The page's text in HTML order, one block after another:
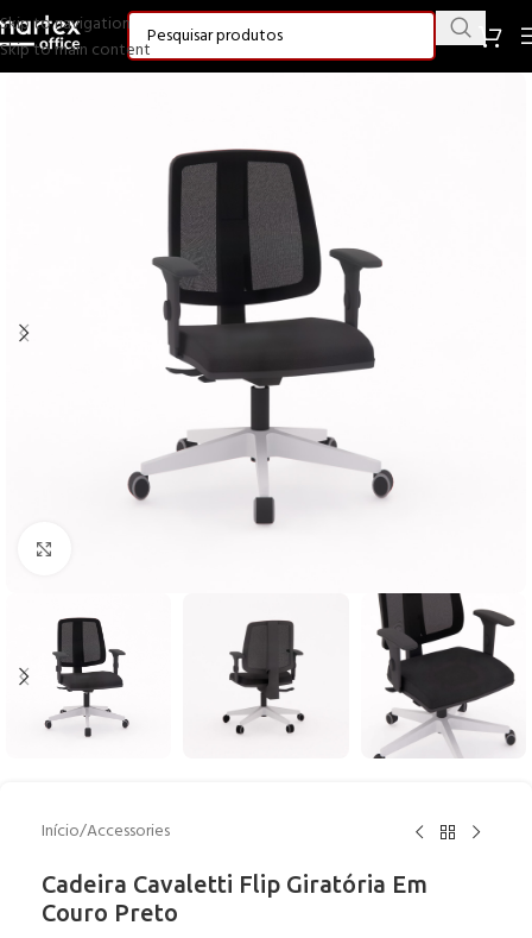
Skip to navigation
Skip to main content
Início/Accessories
Cadeira Cavaletti Flip Giratória Em
Couro Preto